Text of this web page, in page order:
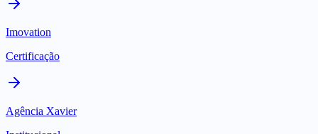
Imovation
Certificação
Agência Xavier